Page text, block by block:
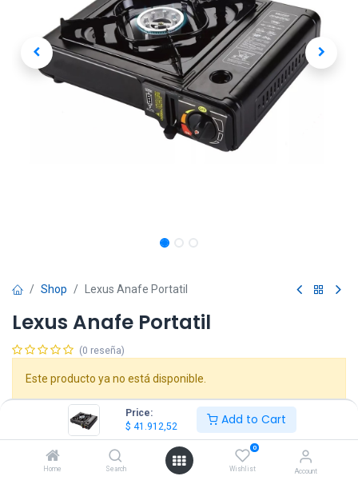
Price:
$ 41.912,52 Add to Cart
Home Search
0
Wishlist Account
Shop Lexus Anafe Portatil
Lexus Anafe Portatil
(0 reseña)
Este producto ya no está disponible.